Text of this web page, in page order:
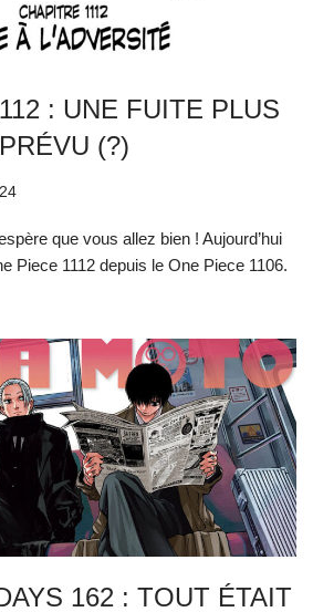
: UNE FUITE PLUS
(?)
que vous allez bien ! Aujourd’hui
Piece 1112 depuis le One Piece 1106.
162 : TOUT ÉTAIT